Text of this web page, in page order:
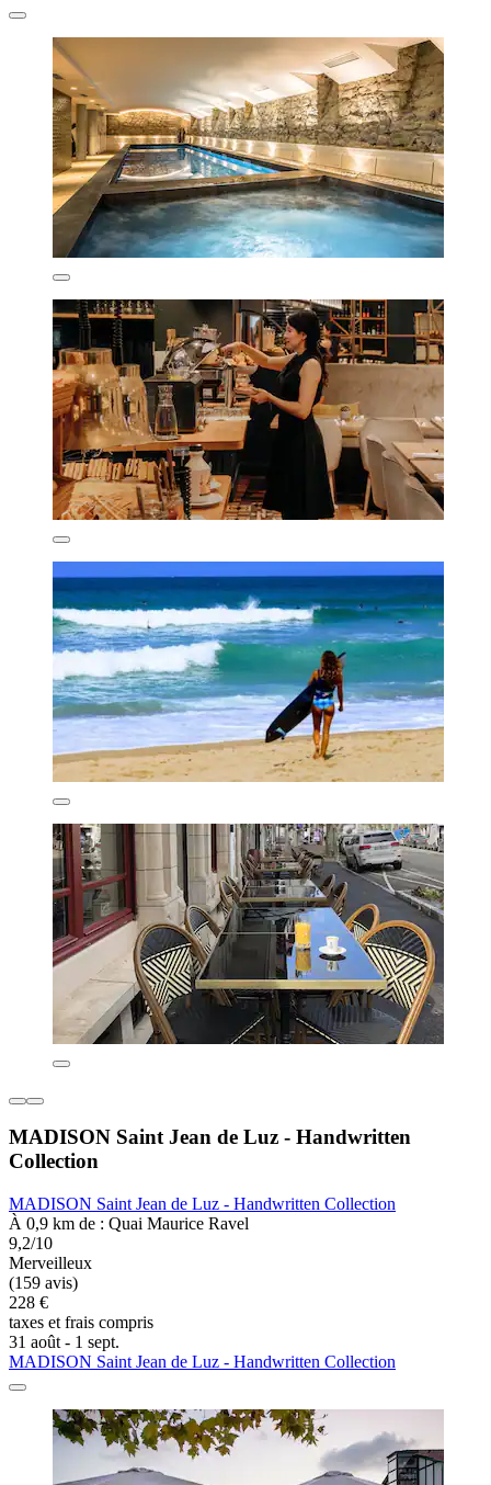
MADISON Saint Jean de Luz - Handwritten
Collection
MADISON Saint Jean de Luz - Handwritten Collection
À 0,9 km de : Quai Maurice Ravel
9,2/10
Merveilleux
(159 avis)
228 €
taxes et frais compris
31 août - 1 sept.
MADISON Saint Jean de Luz - Handwritten Collection